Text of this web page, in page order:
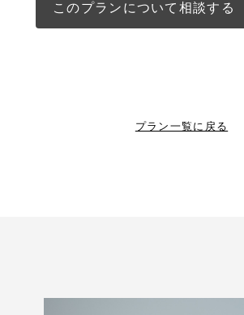
このプランについて相談する
プラン一覧に戻る